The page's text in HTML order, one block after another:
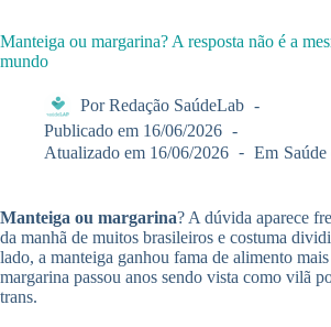
Manteiga ou margarina? A resposta não é a
mundo
Por Redação SaúdeLab
Publicado em 16/06/2026
Atualizado em 16/06/2026 Em
Manteiga ou margarina? A dúvida aparece
da manhã de muitos brasileiros e costuma
lado, a manteiga ganhou fama de alimento
margarina passou anos sendo vista como vilã
trans.